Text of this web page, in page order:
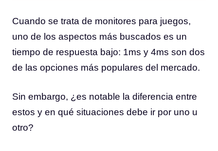
Cuando se trata de monitores para juegos,
uno de los aspectos más buscados es un
tiempo de respuesta bajo: 1ms y 4ms son dos
de las opciones más populares del mercado.
Sin embargo, ¿es notable la diferencia entre
estos y en qué situaciones debe ir por uno u
otro?